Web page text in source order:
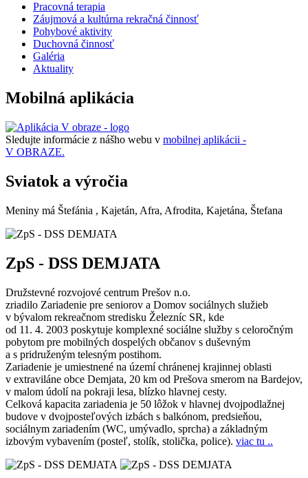
Pracovná terapia
Záujmová a kultúrna rekračná činnosť
Pohybové aktivity
Duchovná činnosť
Galéria
Aktuality
Mobilná aplikácia
Sledujte informácie z nášho webu v mobilnej aplikácii -
V OBRAZE.
Sviatok a výročia
Meniny má Štefánia , Kajetán, Afra, Afrodita, Kajetána, Štefana
ZpS - DSS DEMJATA
Družstevné rozvojové centrum Prešov n.o.
zriadilo Zariadenie pre seniorov a Domov sociálnych služieb
v bývalom rekreačnom stredisku Železníc SR, kde
od 11. 4. 2003 poskytuje komplexné sociálne služby s celoročným
pobytom pre mobilných dospelých občanov s duševným
a s pridruženým telesným postihom.
Zariadenie je umiestnené na území chránenej krajinnej oblasti
v extraviláne obce Demjata, 20 km od Prešova smerom na Bardejov,
v malom údolí na pokraji lesa, blízko hlavnej cesty.
Celková kapacita zariadenia je 50 lôžok v hlavnej dvojpodlažnej
budove v dvojposteľových izbách s balkónom, predsieňou,
sociálnym zariadením (WC, umývadlo, sprcha) a základným
izbovým vybavením (posteľ, stolík, stolička, police). viac tu ..